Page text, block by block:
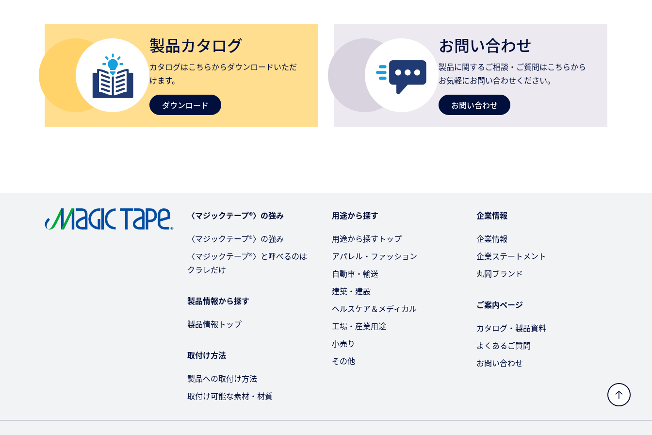
製品カタログ
カタログはこちらからダウンロードいただ
けます。
ダウンロード
お問い合わせ
製品に関するご相談・ご質問はこちらから
お気軽にお問い合わせください。
お問い合わせ
〈マジックテープ®〉の強み
〈マジックテープ®〉の強み
〈マジックテープ®〉と呼べるのは
クラレだけ
製品情報から探す
製品情報トップ
取付け方法
製品への取付け方法
取付け可能な素材・材質
用途から探す
用途から探すトップ
アパレル・ファッション
自動車・輸送
建築・建設
ヘルスケア＆メディカル
工場・産業用途
小売り
その他
企業情報
企業情報
企業ステートメント
丸岡ブランド
ご案内ページ
カタログ・製品資料
よくあるご質問
お問い合わせ